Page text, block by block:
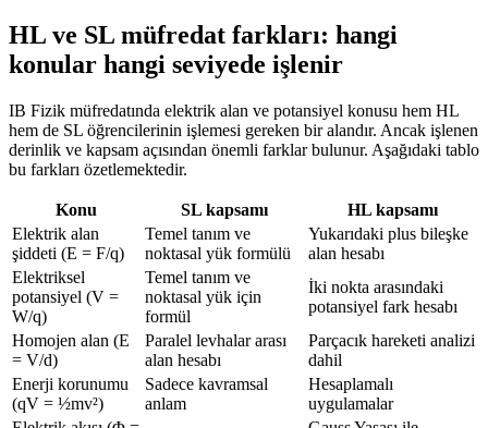
HL ve SL müfredat farkları: hangi
konular hangi seviyede işlenir
IB Fizik müfredatında elektrik alan ve potansiyel konusu hem HL
hem de SL öğrencilerinin işlemesi gereken bir alandır. Ancak işlenen
derinlik ve kapsam açısından önemli farklar bulunur. Aşağıdaki tablo
bu farkları özetlemektedir.
Konu SL kapsamı
HL kapsamı
Elektrik alan
şiddeti (E = F/q)
Temel tanım ve
noktasal yük formülü
Yukarıdaki plus bileşke
alan hesabı
Elektriksel
potansiyel (V =
W/q)
Temel tanım ve
noktasal yük için
formül
İki nokta arasındaki
potansiyel fark hesabı
Homojen alan (E
= V/d)
Paralel levhalar arası
alan hesabı
Parçacık hareketi analizi
dahil
Enerji korunumu
(qV = ½mv²)
Sadece kavramsal
anlam
Hesaplamalı
uygulamalar